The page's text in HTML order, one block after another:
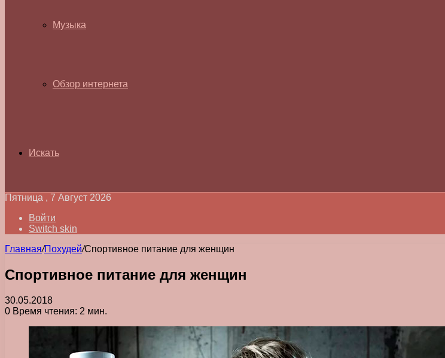
Музыка
Обзор интернета
Искать
Пятница , 7 Август 2026
Войти
Switch skin
Главная/Похудей/Спортивное питание для женщин
Спортивное питание для женщин
30.05.2018
0 Время чтения: 2 мин.